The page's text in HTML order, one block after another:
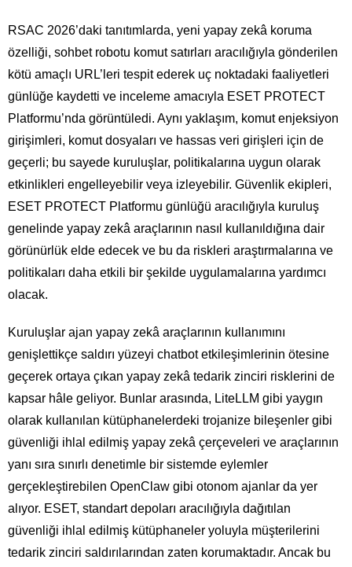
RSAC 2026’daki tanıtımlarda, yeni yapay zekâ koruma
özelliği, sohbet robotu komut satırları aracılığıyla gönderilen
kötü amaçlı URL’leri tespit ederek uç noktadaki faaliyetleri
günlüğe kaydetti ve inceleme amacıyla ESET PROTECT
Platformu’nda görüntüledi. Aynı yaklaşım, komut enjeksiyon
girişimleri, komut dosyaları ve hassas veri girişleri için de
geçerli; bu sayede kuruluşlar, politikalarına uygun olarak
etkinlikleri engelleyebilir veya izleyebilir. Güvenlik ekipleri,
ESET PROTECT Platformu günlüğü aracılığıyla kuruluş
genelinde yapay zekâ araçlarının nasıl kullanıldığına dair
görünürlük elde edecek ve bu da riskleri araştırmalarına ve
politikaları daha etkili bir şekilde uygulamalarına yardımcı
olacak.
Kuruluşlar ajan yapay zekâ araçlarının kullanımını
genişlettikçe saldırı yüzeyi chatbot etkileşimlerinin ötesine
geçerek ortaya çıkan yapay zekâ tedarik zinciri risklerini de
kapsar hâle geliyor. Bunlar arasında, LiteLLM gibi yaygın
olarak kullanılan kütüphanelerdeki trojanize bileşenler gibi
güvenliği ihlal edilmiş yapay zekâ çerçeveleri ve araçlarının
yanı sıra sınırlı denetimle bir sistemde eylemler
gerçekleştirebilen OpenClaw gibi otonom ajanlar da yer
alıyor. ESET, standart depoları aracılığıyla dağıtılan
güvenliği ihlal edilmiş kütüphaneler yoluyla müşterilerini
tedarik zinciri saldırılarından zaten korumaktadır. Ancak bu